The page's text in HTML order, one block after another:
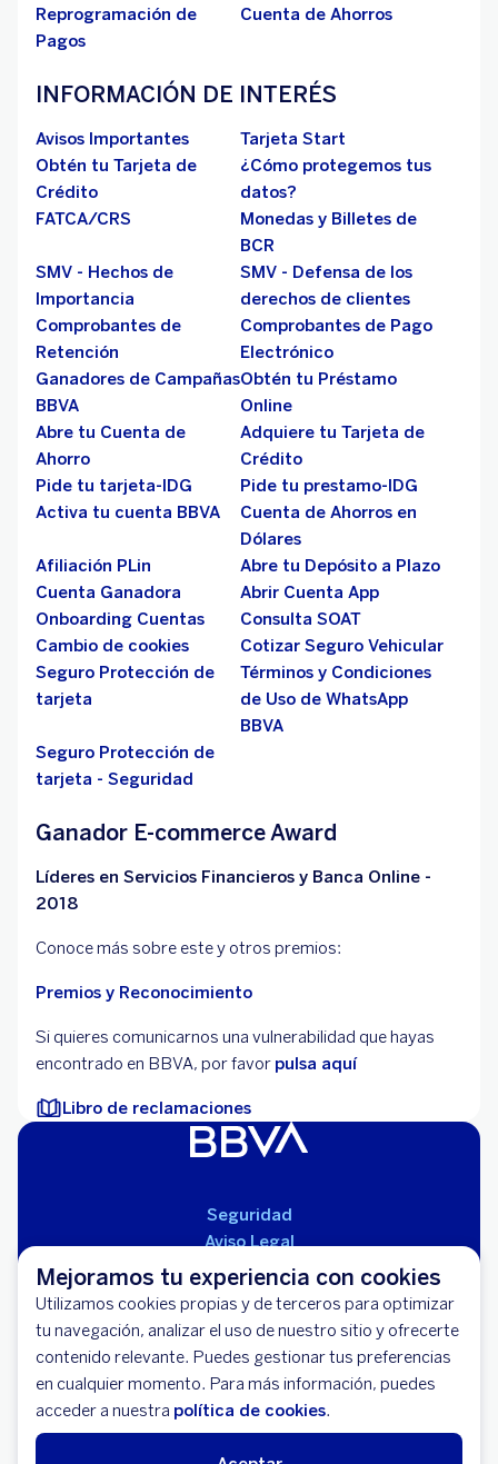
Mejoramos tu experiencia con cookies
Utilizamos cookies propias y de terceros para optimizar
tu navegación, analizar el uso de nuestro sitio y ofrecerte
contenido relevante. Puedes gestionar tus preferencias
en cualquier momento. Para más información, puedes
acceder a nuestra política de cookies.
Reprogramación de
Pagos
Cuenta de Ahorros
INFORMACIÓN DE INTERÉS
Avisos Importantes
Tarjeta Start
Obtén tu Tarjeta de
Crédito
¿Cómo protegemos tus
datos?
FATCA/CRS
Monedas y Billetes de
BCR
SMV - Hechos de
Importancia
SMV - Defensa de los
derechos de clientes
Comprobantes de
Retención
Comprobantes de Pago
Electrónico
Ganadores de Campañas
BBVA
Obtén tu Préstamo
Online
Abre tu Cuenta de
Ahorro
Adquiere tu Tarjeta de
Crédito
Pide tu tarjeta-IDG
Pide tu prestamo-IDG
Activa tu cuenta BBVA
Cuenta de Ahorros en
Dólares
Afiliación PLin
Abre tu Depósito a Plazo
Cuenta Ganadora
Abrir Cuenta App
Onboarding Cuentas
Consulta SOAT
Cambio de cookies
Cotizar Seguro Vehicular
Seguro Protección de
tarjeta
Términos y Condiciones
de Uso de WhatsApp
BBVA
Seguro Protección de
tarjeta - Seguridad
Ganador E-commerce Award
Líderes en Servicios Financieros y Banca Online -
2018
Conoce más sobre este y otros premios:
Premios y Reconocimiento
Si quieres comunicarnos una vulnerabilidad que hayas
encontrado en BBVA, por favor pulsa aquí
Libro de reclamaciones
Seguridad
Aviso Legal
Cláusulas Generales de Contratación
Mapa del Sitio
Libro de Reclamaciones
Llámanos (01) 595-0000
Banco BBVA Perú - RUC 20100130204
Av. República de Panamá 3055 - San Isidro